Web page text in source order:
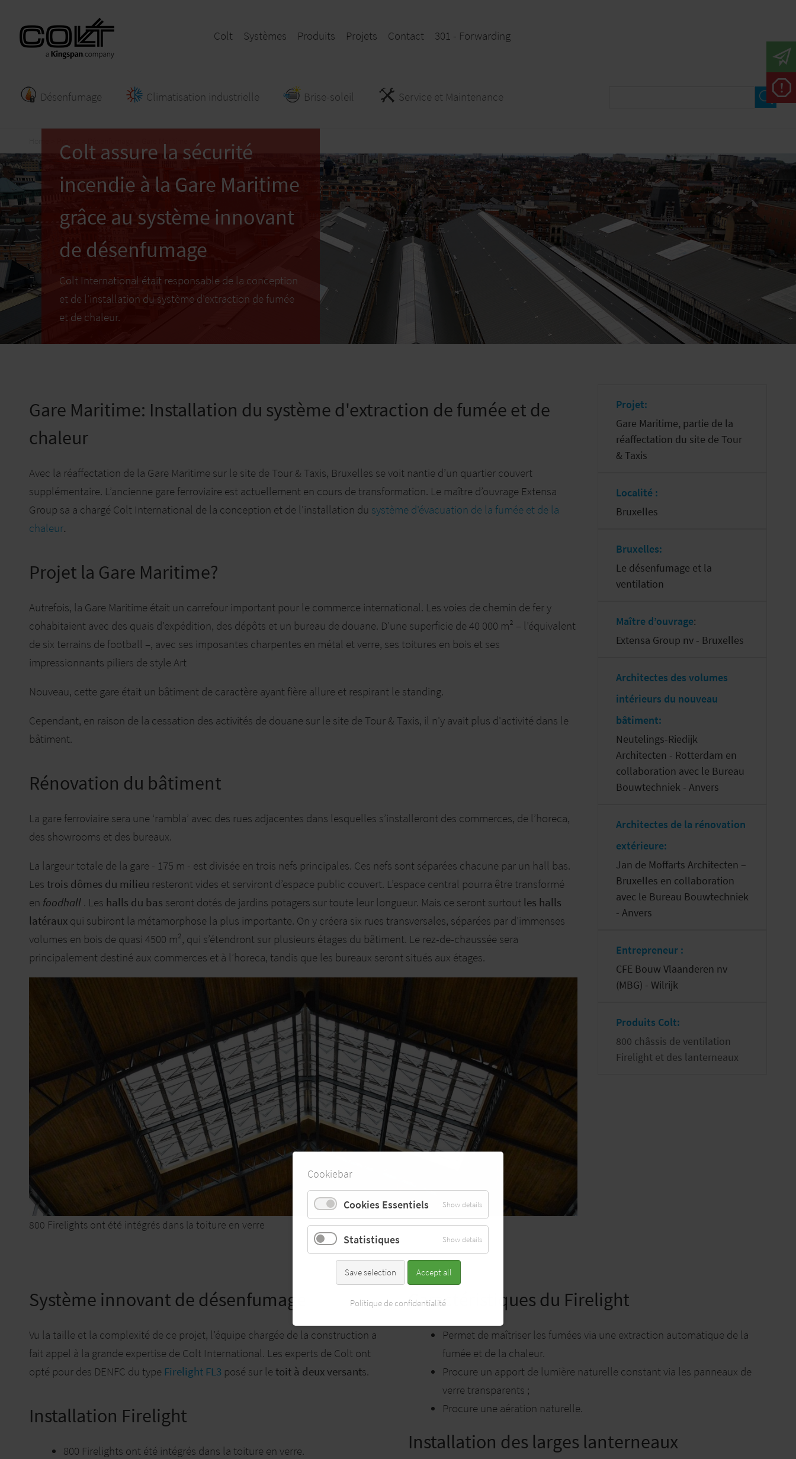
Colt Systèmes Produits Projets Contact 301 - Forwarding
Désenfumage Climatisation industrielle Brise-soleil Service et Maintenance
Colt assure la sécurité
incendie à la Gare Maritime
grâce au système innovant
de désenfumage
Colt International était responsable de la conception
et de l'installation du système d'extraction de fumée
et de chaleur.
Gare Maritime: Installation du système d'extraction de fumée et de
chaleur
Avec la réaffectation de la Gare Maritime sur le site de Tour & Taxis, Bruxelles se voit nantie d’un quartier couvert
supplémentaire. L’ancienne gare ferroviaire est actuellement en cours de transformation. Le maître d’ouvrage Extensa
Group sa a chargé Colt International de la conception et de l'installation du système d'évacuation de la fumée et de la
chaleur.
Projet la Gare Maritime?
Autrefois, la Gare Maritime était un carrefour important pour le commerce international. Les voies de chemin de fer y
cohabitaient avec des quais d’expédition, des dépôts et un bureau de douane. D’une superficie de 40 000 m² – l’équivalent
de six terrains de football –, avec ses imposantes charpentes en métal et verre, ses toitures en bois et ses
impressionnants piliers de style Art
Nouveau, cette gare était un bâtiment de caractère ayant fière allure et respirant le standing.
Cependant, en raison de la cessation des activités de douane sur le site de Tour & Taxis, il n'y avait plus d'activité dans le
bâtiment.
Rénovation du bâtiment
La gare ferroviaire sera une ‘rambla’ avec des rues adjacentes dans lesquelles s’installeront des commerces, de l’horeca,
des showrooms et des bureaux.
La largeur totale de la gare - 175 m - est divisée en trois nefs principales. Ces nefs sont séparées chacune par un hall bas.
Lestrois dômes du milieu resteront vides et serviront d’espace public couvert. L’espace central pourra être transformé
en foodhall . Les halls du bas seront dotés de jardins potagers sur toute leur longueur. Mais ce seront surtout les halls
latéraux qui subiront la métamorphose la plus importante. On y créera six rues transversales, séparées par d’immenses
volumes en bois de quasi 4500 m², qui s’étendront sur plusieurs étages du bâtiment. Le rez-de-chaussée sera
principalement destiné aux commerces et à l’horeca, tandis que les bureaux seront situés aux étages.
800 Firelights ont été intégrés dans la toiture en verre
Projet:
Gare Maritime, partie de la
réaffectation du site de Tour
& Taxis
Localité :
Bruxelles
Bruxelles:
Le désenfumage et la
ventilation
Maître d’ouvrage:
Extensa Group nv - Bruxelles
Architectes des volumes
intérieurs du nouveau
bâtiment:
Neutelings-Riedijk
Architecten - Rotterdam en
collaboration avec le Bureau
Bouwtechniek - Anvers
Architectes de la rénovation
extérieure:
Jan de Moffarts Architecten –
Bruxelles en collaboration
avec le Bureau Bouwtechniek
- Anvers
Entrepreneur :
CFE Bouw Vlaanderen nv
(MBG) - Wilrijk
Produits Colt:
800 châssis de ventilation
Firelight et des lanterneaux
Système innovant de désenfumage
Vu la taille et la complexité de ce projet, l’équipe chargée de la construction a
fait appel à la grande expertise de Colt International. Les experts de Colt ont
opté pour des DENFC du type Firelight FL3 posé sur le toit à deux versants.
Installation Firelight
800 Firelights ont été intégrés dans la toiture en verre.
Caractéristiques du Firelight
Permet de maîtriser les fumées via une extraction automatique de la
fumée et de la chaleur.
Procure un apport de lumière naturelle constant via les panneaux de
verre transparents ;
Procure une aération naturelle.
Installation des larges lanterneaux
Cookiebar
Cookies Essentiels Show details
Statistiques Show details
Save selection Accept all
Politique de confidentialité